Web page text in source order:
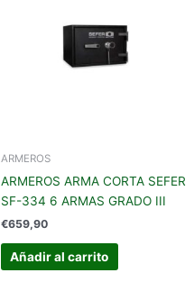
ARMEROS
ARMEROS ARMA CORTA SEFER
SF-334 6 ARMAS GRADO III
€659,90
Añadir al carrito